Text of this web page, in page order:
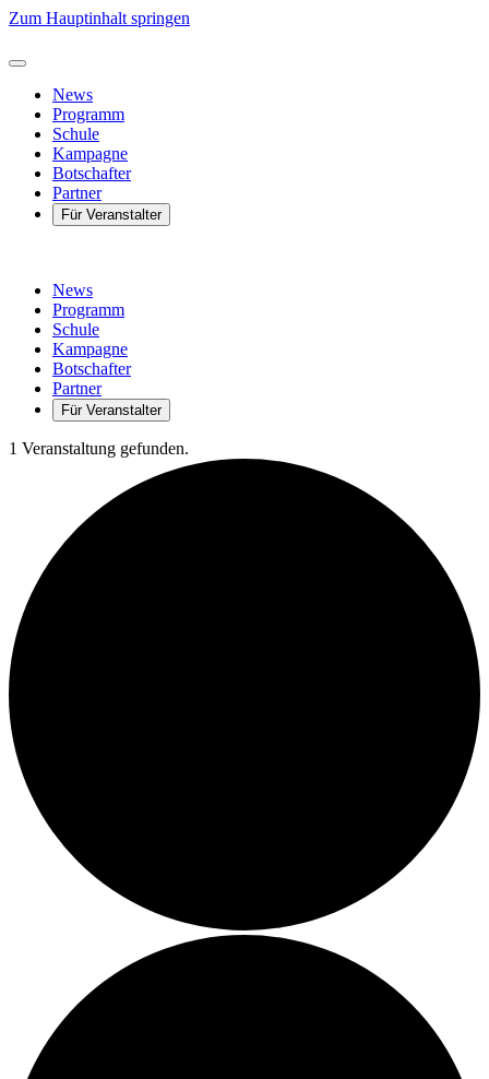
Zum Hauptinhalt springen
News
Programm
Schule
Kampagne
Botschafter
Partner
Für Veranstalter
News
Programm
Schule
Kampagne
Botschafter
Partner
Für Veranstalter
1 Veranstaltung gefunden.